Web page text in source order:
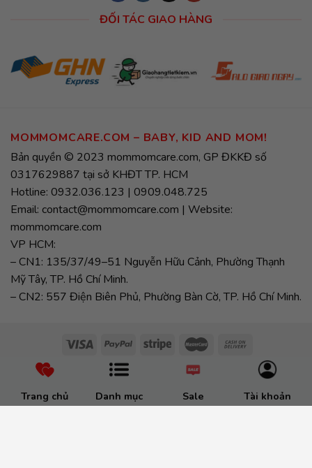
Trang chủ Danh mục Sale Tài khoản
ĐỐI TÁC GIAO HÀNG
MOMMOMCARE.COM – BABY, KID AND MOM!
Bản quyền © 2023 mommomcare.com, GP ĐKKĐ số
0317629887 tại sở KHĐT TP. HCM
Hotline: 0932.036.123 | 0909.048.725
Email: contact@mommomcare.com | Website:
mommomcare.com
VP HCM:
– CN1: 135/37/49–51 Nguyễn Hữu Cảnh, Phường Thạnh
Mỹ Tây, TP. Hồ Chí Minh.
– CN2: 557 Điện Biên Phủ, Phường Bàn Cờ, TP. Hồ Chí Minh.